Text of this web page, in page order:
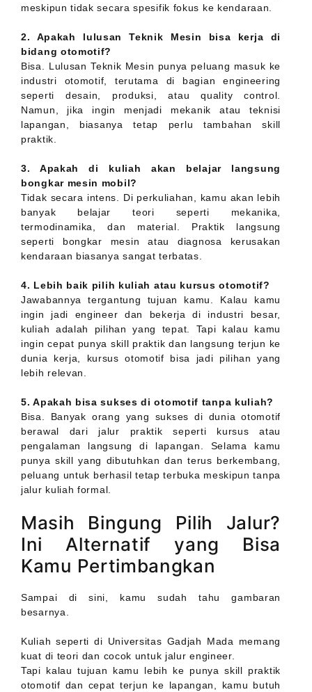
meskipun tidak secara spesifik fokus ke kendaraan.
2. Apakah lulusan Teknik Mesin bisa kerja di
bidang otomotif?
Bisa. Lulusan Teknik Mesin punya peluang masuk ke
industri otomotif, terutama di bagian engineering
seperti desain, produksi, atau quality control.
Namun, jika ingin menjadi mekanik atau teknisi
lapangan, biasanya tetap perlu tambahan skill
praktik.
3. Apakah di kuliah akan belajar langsung
bongkar mesin mobil?
Tidak secara intens. Di perkuliahan, kamu akan lebih
banyak belajar teori seperti mekanika,
termodinamika, dan material. Praktik langsung
seperti bongkar mesin atau diagnosa kerusakan
kendaraan biasanya sangat terbatas.
4. Lebih baik pilih kuliah atau kursus otomotif?
Jawabannya tergantung tujuan kamu. Kalau kamu
ingin jadi engineer dan bekerja di industri besar,
kuliah adalah pilihan yang tepat. Tapi kalau kamu
ingin cepat punya skill praktik dan langsung terjun ke
dunia kerja, kursus otomotif bisa jadi pilihan yang
lebih relevan.
5. Apakah bisa sukses di otomotif tanpa kuliah?
Bisa. Banyak orang yang sukses di dunia otomotif
berawal dari jalur praktik seperti kursus atau
pengalaman langsung di lapangan. Selama kamu
punya skill yang dibutuhkan dan terus berkembang,
peluang untuk berhasil tetap terbuka meskipun tanpa
jalur kuliah formal.
Masih Bingung Pilih Jalur?
Ini Alternatif yang Bisa
Kamu Pertimbangkan
Sampai di sini, kamu sudah tahu gambaran
besarnya.
Kuliah seperti di Universitas Gadjah Mada memang
kuat di teori dan cocok untuk jalur engineer.
Tapi kalau tujuan kamu lebih ke punya skill praktik
otomotif dan cepat terjun ke lapangan, kamu butuh